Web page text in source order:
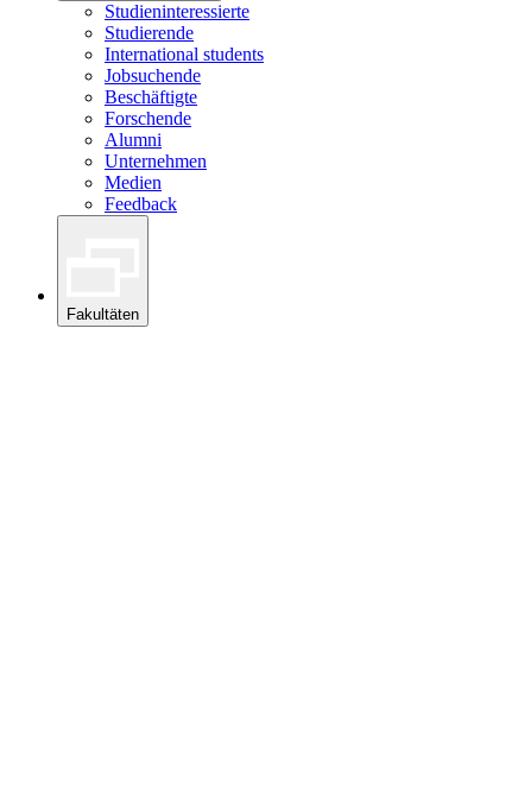
Studieninteressierte
Studierende
International students
Jobsuchende
Beschäftigte
Forschende
Alumni
Unternehmen
Medien
Feedback
Fakultäten